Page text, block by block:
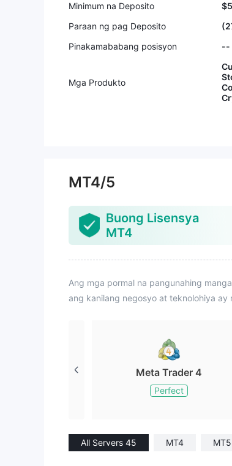
Minimum na Deposito
Paraan ng pag Deposito
Pinakamababang posisyon
--
Mga Produkto
MT4/5
Buong Lisensya
MT4
Ang mga pormal na pangunahing
ang kanilang negosyo at teknolohiya
Meta Trader 4
Perfect
All Servers 45 MT4 MT5